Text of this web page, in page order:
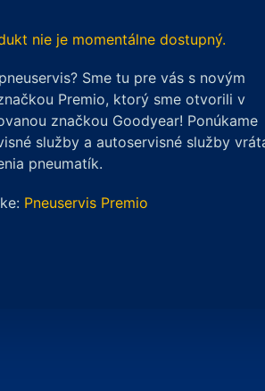
nie je momentálne dostupný.
Sme tu pre vás s novým
Premio, ktorý sme otvorili v
značkou Goodyear! Ponúkame
služby a autoservisné služby
pneumatík.
Pneuservis Premio